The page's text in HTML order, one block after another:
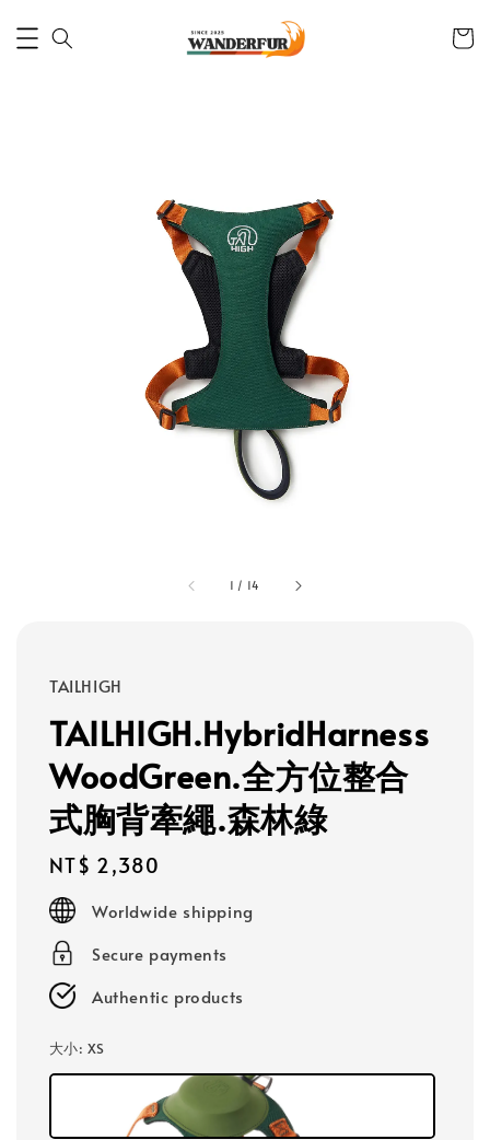
1 / 14
TAILHIGH
TAILHIGH.HybridHarness
WoodGreen.全方位整合
式胸背牽繩.森林綠
Regular
price
NT$ 2,380
Worldwide shipping
Secure payments
Authentic products
大小: XS